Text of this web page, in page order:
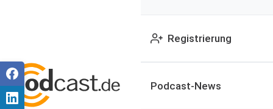
Registrierung
Podcast-News